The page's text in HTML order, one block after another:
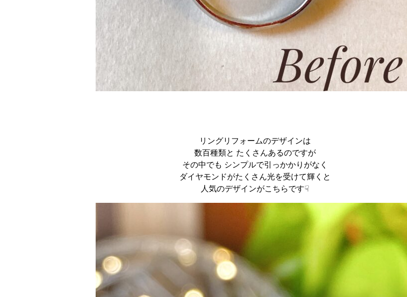
リングリフォームのデザインは
数百種類と たくさんあるのですが
その中でも シンプルで引っかかりがなく
ダイヤモンドがたくさん光を受けて輝くと
人気のデザインがこちらです☟